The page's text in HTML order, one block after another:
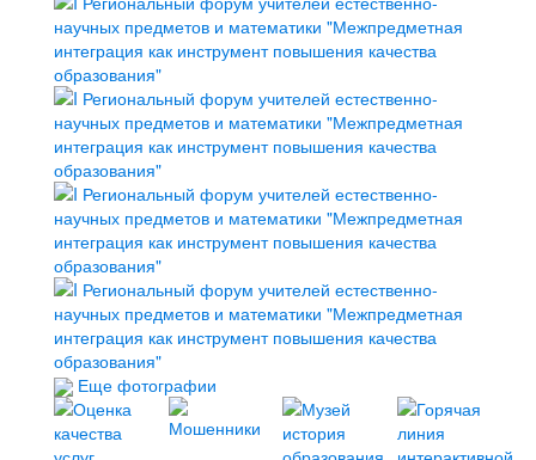
Еще фотографии